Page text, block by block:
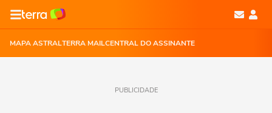
MAPA ASTRALTERRA MAILCENTRAL DO ASSINANTE
PUBLICIDADE